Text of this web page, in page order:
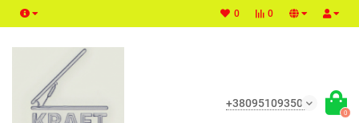
0
0
+380951093500
0